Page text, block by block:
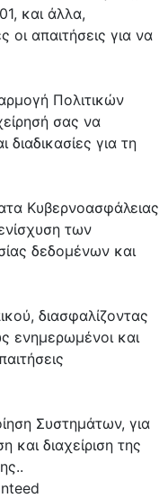
και άλλα,
οι απαιτήσεις για να
Πολιτικών
σας να
διαδικασίες για τη
Κυβερνοασφάλειας
των
δεδομένων και
διασφαλίζοντας
ενημερωμένοι και
Συστημάτων, για
διαχείριση της